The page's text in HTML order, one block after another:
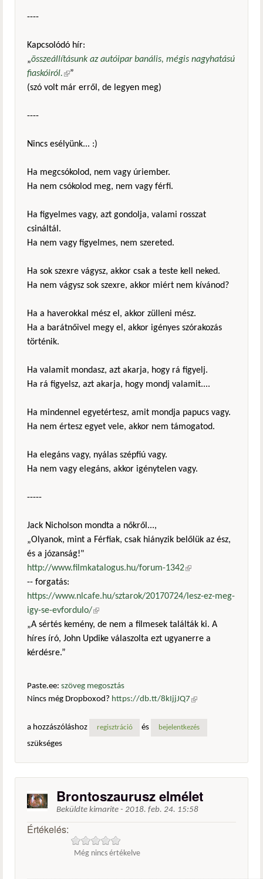
----
Kapcsolódó hír:
„összeállításunk az autóipar banális, mégis nagyhatású
fiaskóiról.(külső hivatkozás)
”
(szó volt már erről, de legyen meg)
----
Nincs esélyünk... :)
Ha megcsókolod, nem vagy úriember.
Ha nem csókolod meg, nem vagy férfi.
Ha figyelmes vagy, azt gondolja, valami rosszat
csináltál.
Ha nem vagy figyelmes, nem szereted.
Ha sok szexre vágysz, akkor csak a teste kell neked.
Ha nem vágysz sok szexre, akkor miért nem kívánod?
Ha a haverokkal mész el, akkor zülleni mész.
Ha a barátnőivel megy el, akkor igényes szórakozás
történik.
Ha valamit mondasz, azt akarja, hogy rá figyelj.
Ha rá figyelsz, azt akarja, hogy mondj valamit....
Ha mindennel egyetértesz, amit mondja papucs vagy.
Ha nem értesz egyet vele, akkor nem támogatod.
Ha elegáns vagy, nyálas szépfiú vagy.
Ha nem vagy elegáns, akkor igénytelen vagy.
-----
Jack Nicholson mondta a nőkről...,
„Olyanok, mint a Férfiak, csak hiányzik belőlük az ész,
és a józanság!"
http://www.filmkatalogus.hu/forum-1342(külső
-- forgatás:
https://www.nlcafe.hu/sztarok/20170724/lesz-ez-meg-
igy-se-evfordulo/(külső hivatkozás)
„A sértés kemény, de nem a filmesek találták ki. A
híres író, John Updike válaszolta ezt ugyanerre a
kérdésre.”
Paste.ee: szöveg megosztás
Nincs még Dropboxod? https://db.tt/8kIjjJQ7 (külső
a hozzászóláshoz
regisztráció és bejelentkezés
szükséges
Brontoszaurusz elmélet
Beküldte kimarite - 2018. feb. 24. 15:58
Értékelés:
Még nincs értékelve